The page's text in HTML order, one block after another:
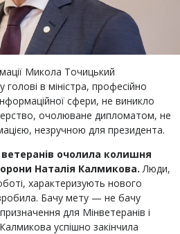
Микола Точицький
в міністра, професійно
сфери, не виникло
очолюване дипломатом, не
незручною для президента.
ветеранів очолила колишня
Наталія Калмикова. Люди,
характеризують нового
Бачу мету — не бачу
для Мінветеранів і
успішно закінчила